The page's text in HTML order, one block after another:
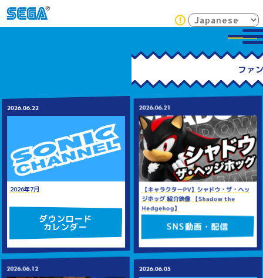
2026.06.22
2026年7月
ダウンロード
カレンダー
2026.06.21
【キャラクターPV】シャドウ・ザ・ヘッ
ジホッグ 紹介映像 【Shadow the
Hedgehog】
SNS動画・配信
2026.06.12 2026.06.05